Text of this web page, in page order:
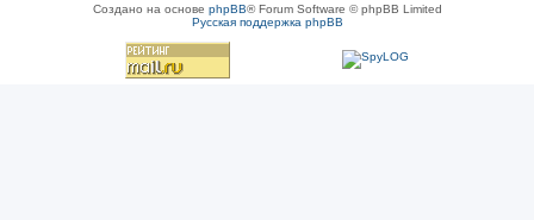
Создано на основе phpBB® Forum Software © phpBB Limited
Русская поддержка phpBB